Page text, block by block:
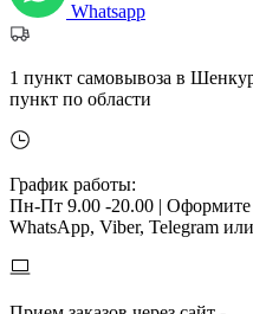
Whatsapp
1 пункт самовывоза в
пункт по области
График работы:
Пн-Пт 9.00 -20.00 | Оформите
WhatsApp, Viber, Telegram